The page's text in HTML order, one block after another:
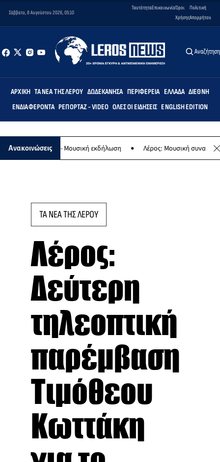
Σάββατο, 8 Αυγούστου 2026, 05:10
ΤαυτότηταΕπικοινωνίαΌροι
Χρήσης
Πολιτική
Απορρήτου
Αναζήτηση
ΑΡΧΙΚΉ ΤΑ ΝΈΑ ΤΗΣ ΛΈΡΟΥ ΔΩΔΕΚΆΝΗΣΑ ΠΕΡΙΦΈΡΕΙΑ ΕΛΛΆΔΑ ΔΙΕΘΝΉ
ΕΝΔΙΑΦΈΡΟΝΤΑ ΡΕΠΟΡΤΆΖ - VIDEO ΌΛΕΣ ΟΙ ΕΙΔΉΣΕΙΣ ENGLISH EDITION
Ανακοινώσεις
Παναγίας - Μουσική εκδήλωση Λέρος: Μουσική συναυλία
ΤΑ ΝΕΑ ΤΗΣ ΛΕΡΟΥ
Λέρος:
Δεύτερη
τηλεοπτική
παρέμβαση
Τιμόθεου
Κωττάκη